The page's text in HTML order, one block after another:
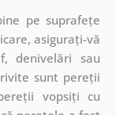
pe suprafețe
asigurați-vă
denivelări sau
sunt pereții
vopsiți cu